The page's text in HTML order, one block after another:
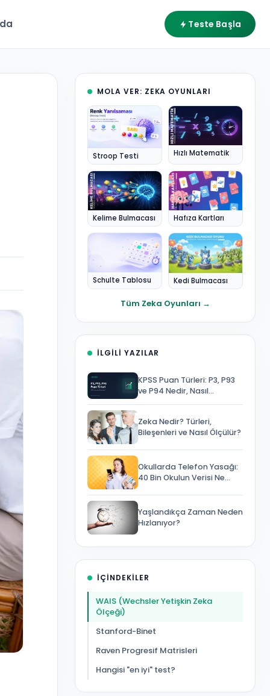
Teste Başla
MOLA VER: ZEKA OYUNLARI
Stroop Testi Hızlı Matematik
Kelime Bulmacası Hafıza Kartları
Schulte Tablosu Kedi Bulmacası
Tüm Zeka Oyunları →
İLGILI YAZILAR
KPSS Puan Türleri: P3, P93
ve P94 Nedir, Nasıl
Zeka Nedir? Türleri,
Bileşenleri ve Nasıl Ölçülür?
Okullarda Telefon Yasağı:
40 Bin Okulun Verisi Ne
Yaşlandıkça Zaman Neden
Hızlanıyor?
İÇINDEKILER
WAIS (Wechsler Yetişkin Zeka
Ölçeği)
Stanford-Binet
Raven Progresif Matrisleri
Hangisi "en iyi" test?